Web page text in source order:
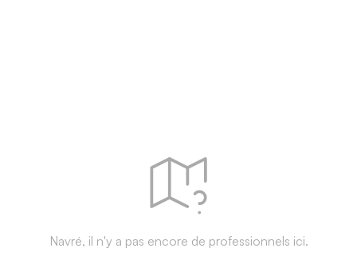
Navré, il n'y a pas encore de professionnels ici.